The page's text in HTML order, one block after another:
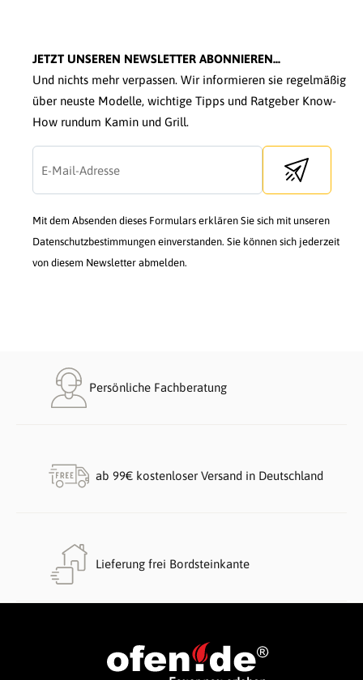
JETZT UNSEREN NEWSLETTER ABONNIEREN...
Und nichts mehr verpassen. Wir informieren sie regelmäßig
über neuste Modelle, wichtige Tipps und Ratgeber Know-
How rundum Kamin und Grill.
Send
Mit dem Absenden dieses Formulars erklären Sie sich mit unseren
Datenschutzbestimmungen einverstanden. Sie können sich jederzeit
von diesem Newsletter abmelden.
Persönliche Fachberatung
ab 99€ kostenloser Versand in Deutschland
Lieferung frei Bordsteinkante